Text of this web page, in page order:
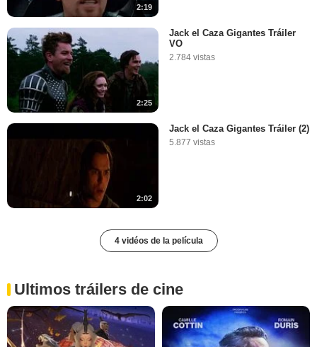
2:19
2:25
Jack el Caza Gigantes Tráiler
VO
2.784 vistas
2:02
Jack el Caza Gigantes Tráiler (2)
5.877 vistas
4 vidéos de la película
Ultimos tráilers de cine